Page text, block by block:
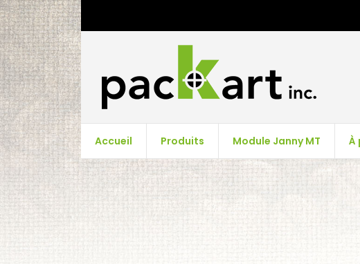
Accueil Produits Module Janny MT À